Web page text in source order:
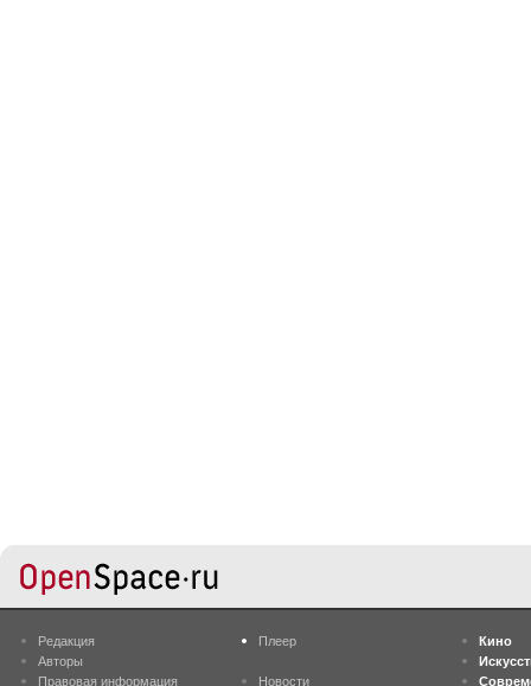
Редакция
Авторы
Правовая информация
Плеер
Новости
Кино